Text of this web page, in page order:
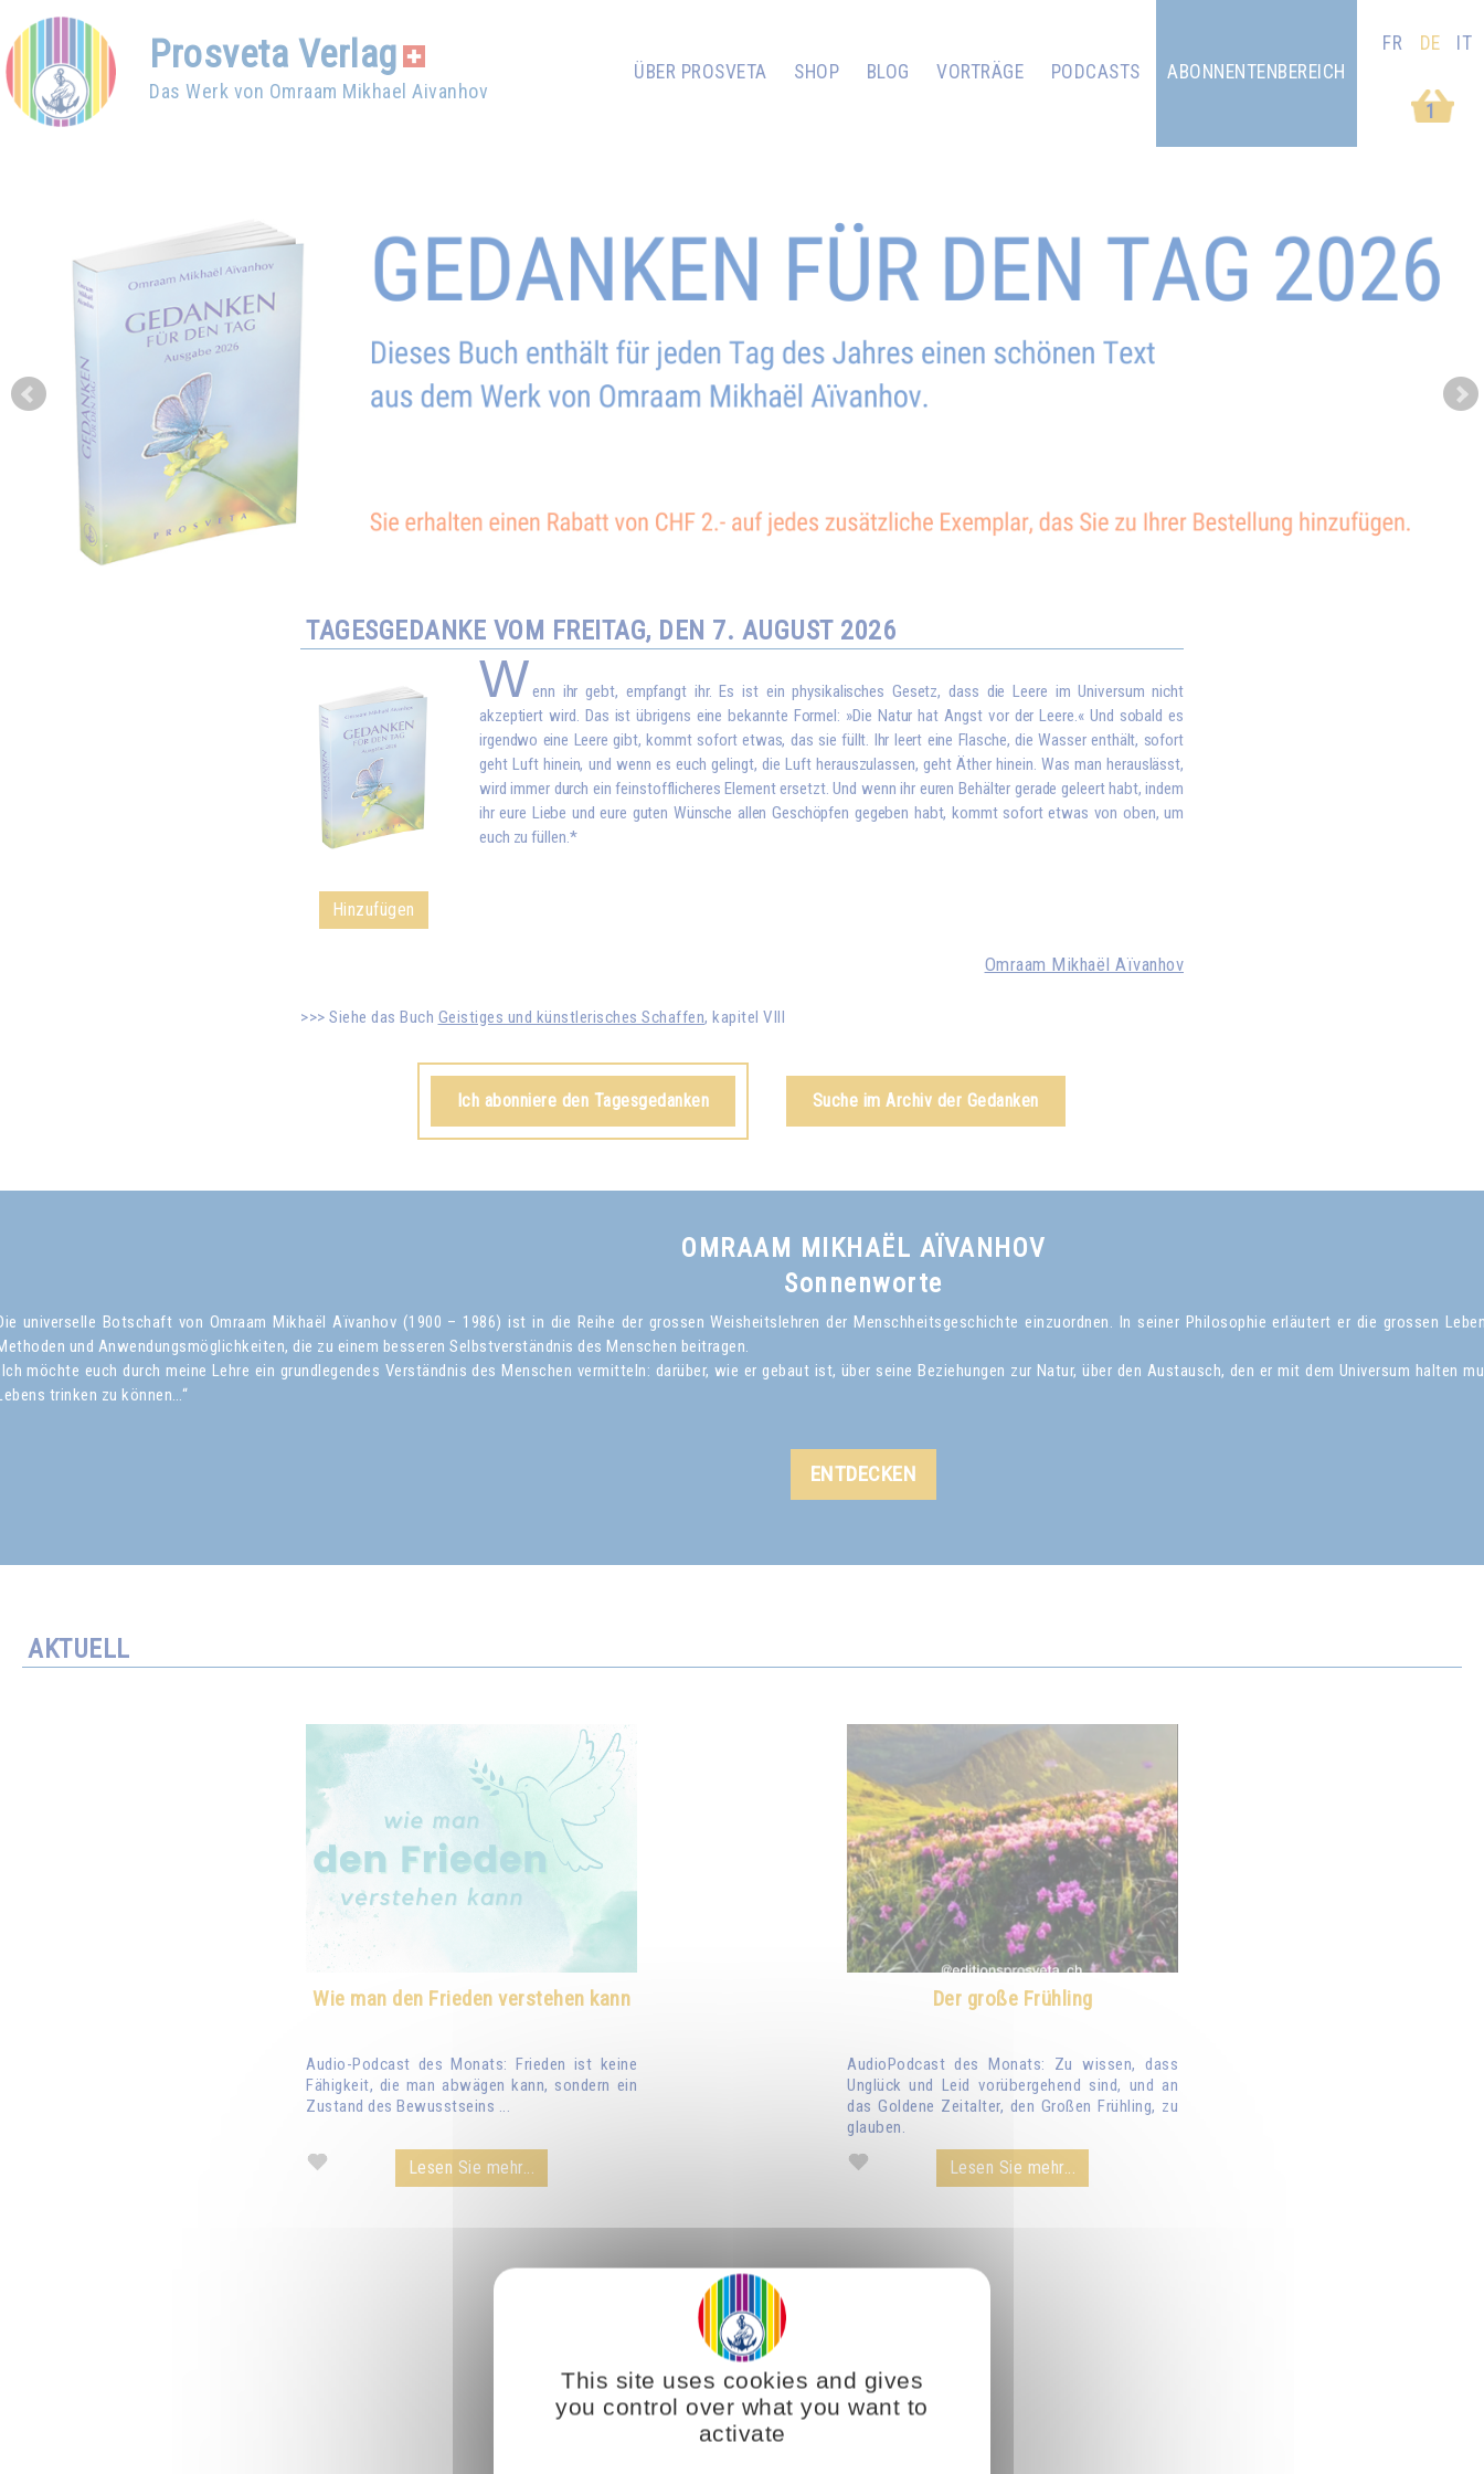
Prosveta Verlag
Das Werk von Omraam Mikhael Aivanhov
ÜBER PROSVETA SHOP BLOG VORTRÄGE
PODCASTS
1
ABONNENTENBEREICH
FR DE IT
Prev Next
TAGESGEDANKE VOM FREITAG, DEN 7. AUGUST 2026
Hinzufügen
Wenn ihr gebt, empfangt ihr. Es ist ein physikalisches Gesetz, dass die Leere im Universum nicht
akzeptiert wird. Das ist übrigens eine bekannte Formel: »Die Natur hat Angst vor der Leere.« Und sobald es
irgendwo eine Leere gibt, kommt sofort etwas, das sie füllt. Ihr leert eine Flasche, die Wasser enthält, sofort
geht Luft hinein, und wenn es euch gelingt, die Luft herauszulassen, geht Äther hinein. Was man herauslässt,
wird immer durch ein feinstofflicheres Element ersetzt. Und wenn ihr euren Behälter gerade geleert habt, indem
ihr eure Liebe und eure guten Wünsche allen Geschöpfen gegeben habt, kommt sofort etwas von oben, um
euch zu füllen.*
Omraam Mikhaël Aïvanhov
Siehe das Buch Geistiges und künstlerisches Schaffen, kapitel VIII
Ich abonniere den Tagesgedanken Suche im Archiv der Gedanken
OMRAAM MIKHAËL AÏVANHOV
Sonnenworte
universelle Botschaft von Omraam Mikhaël Aïvanhov (1900 – 1986) ist in die Reihe der grossen Weisheitslehren der Menschheitsgeschichte einzuordnen. In seiner Philosophie erläutert er die grossen
und Anwendungsmöglichkeiten, die zu einem besseren Selbstverständnis des Menschen beitragen.
möchte euch durch meine Lehre ein grundlegendes Verständnis des Menschen vermitteln: darüber, wie er gebaut ist, über seine Beziehungen zur Natur, über den Austausch, den er mit dem Universum halten
trinken zu können…“
ENTDECKEN
AKTUELL
Wie man den Frieden verstehen kann
Audio-Podcast des Monats: Frieden ist keine
Fähigkeit, die man abwägen kann, sondern ein
Zustand des Bewusstseins ...
Lesen Sie mehr...
Der große Frühling
AudioPodcast des Monats: Zu wissen, dass
Unglück und Leid vorübergehend sind, und an
das Goldene Zeitalter, den Großen Frühling, zu
glauben.
Lesen Sie mehr...
This site uses cookies and gives
you control over what you want to
activate